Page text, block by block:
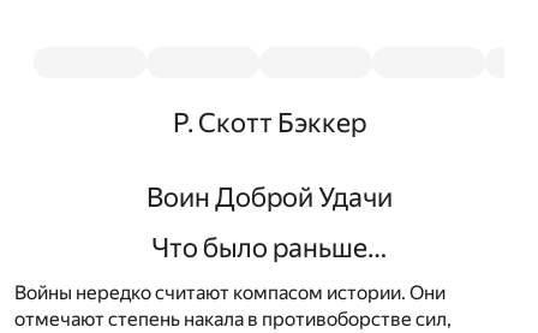
Р. Скотт Бэккер
Воин Доброй Удачи
Что было раньше…
Войны нередко считают компасом истории. Они
отмечают степень накала в противоборстве сил,